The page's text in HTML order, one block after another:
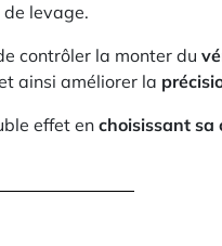
levage.
contrôler la monter du
ainsi améliorer la
effet en choisissant sa